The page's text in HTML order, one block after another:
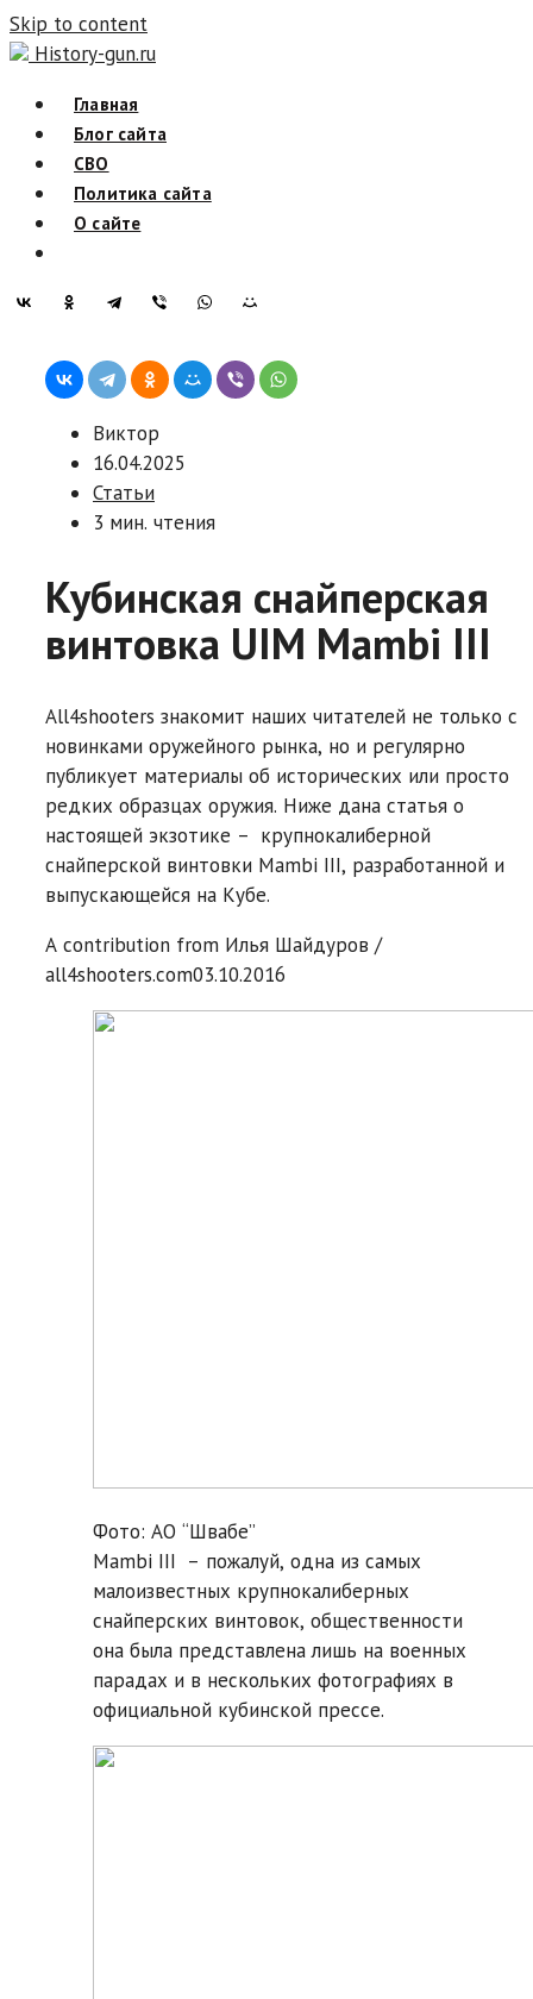
Skip to content
History-gun.ru
Главная
Блог сайта
СВО
Политика сайта
О сайте
Виктор
16.04.2025
Статьи
3 мин. чтения
Кубинская снайперская
винтовка UIM Mambi III
All4shooters знакомит наших читателей не только с
новинками оружейного рынка, но и регулярно
публикует материалы об исторических или просто
редких образцах оружия. Ниже дана статья о
настоящей экзотике – крупнокалиберной
снайперской винтовки Mambi III, разработанной и
выпускающейся на Кубе.
A contribution from Илья Шайдуров /
all4shooters.com03.10.2016
Фото: АО “Швабе”
Mambi III – пожалуй, одна из самых
малоизвестных крупнокалиберных
снайперских винтовок, общественности
она была представлена лишь на военных
парадах и в нескольких фотографиях в
официальной кубинской прессе.